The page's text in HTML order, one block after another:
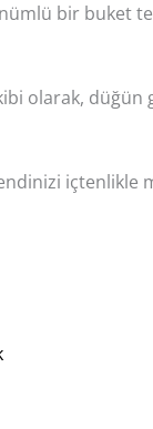
bir buket
olarak,
içtenlikle